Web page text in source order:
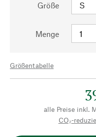
Größe
Menge
Größentabelle
alle Preise inkl.
CO₂-